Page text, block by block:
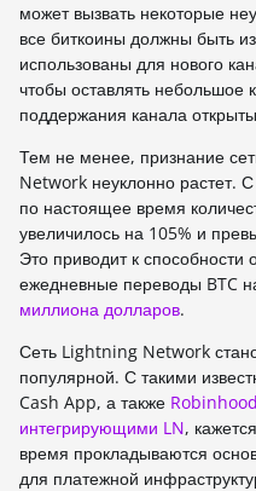
может вызвать некоторые
все биткоины должны быть
использованы для нового
чтобы оставлять небольшое
поддержания канала
Тем не менее, признание
Network неуклонно растет.
по настоящее время
увеличилось на 105% и
Это приводит к способности
ежедневные переводы BTC
миллиона долларов.
Сеть Lightning Network
популярной. С такими
Cash App, а также
интегрирующими LN,
время прокладываются
для платежной